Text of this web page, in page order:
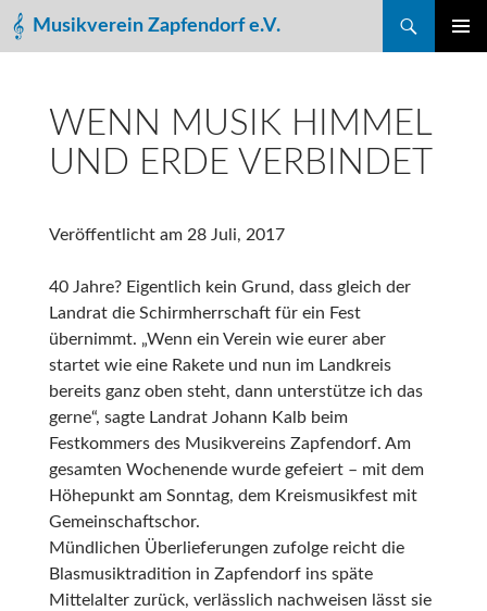
Musikverein Zapfendorf e.V.
Suchen
ZUM
WENN MUSIK HIMMEL
UND ERDE VERBINDET
Veröffentlicht am 28 Juli, 2017
40 Jahre? Eigentlich kein Grund, dass gleich der
Landrat die Schirmherrschaft für ein Fest
übernimmt. „Wenn ein Verein wie eurer aber
startet wie eine Rakete und nun im Landkreis
bereits ganz oben steht, dann unterstütze ich das
gerne“, sagte Landrat Johann Kalb beim
Festkommers des Musikvereins Zapfendorf. Am
gesamten Wochenende wurde gefeiert – mit dem
Höhepunkt am Sonntag, dem Kreismusikfest mit
Gemeinschaftschor.
Mündlichen Überlieferungen zufolge reicht die
Blasmusiktradition in Zapfendorf ins späte
Mittelalter zurück, verlässlich nachweisen lässt sie